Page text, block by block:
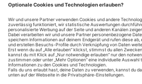
Impressum
Privatsphäre-